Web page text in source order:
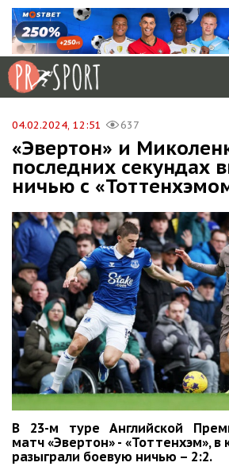
04.02.2024, 12:51 637
«Эвертон» и
последних секундах
ничью с
В 23-м туре Английской
матч «Эвертон» - «Тоттенхэм»,
разыграли боевую ничью – 2:2.